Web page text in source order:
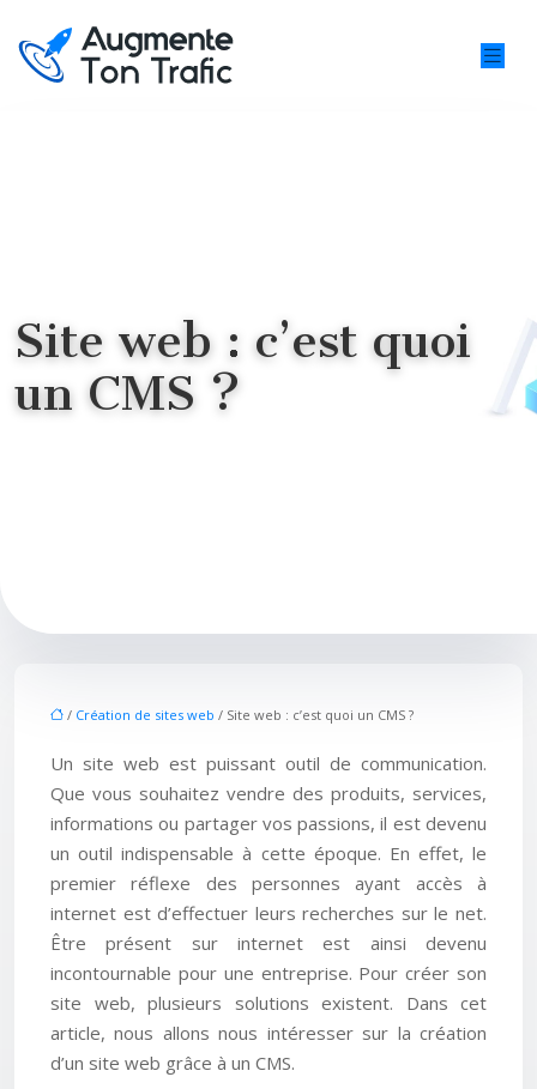
Site web : c’est quoi
un CMS ?
/ Création de sites web / Site web : c’est quoi un CMS ?
Un site web est puissant outil de communication.
Que vous souhaitez vendre des produits, services,
informations ou partager vos passions, il est devenu
un outil indispensable à cette époque. En effet, le
premier réflexe des personnes ayant accès à
internet est d’effectuer leurs recherches sur le net.
Être présent sur internet est ainsi devenu
incontournable pour une entreprise. Pour créer son
site web, plusieurs solutions existent. Dans cet
article, nous allons nous intéresser sur la création
d’un site web grâce à un CMS.